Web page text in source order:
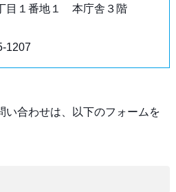
目１番地１ 本庁舎３階
1207
い合わせは、以下のフォームを